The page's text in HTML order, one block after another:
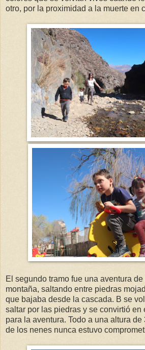
otro, por la proximidad a la muerte en
El segundo tramo fue una aventura
montaña, saltando entre piedras
que bajaba desde la cascada. B se
saltar por las piedras y se convirtió en
para la aventura. Todo a una altura
de los nenes nunca estuvo